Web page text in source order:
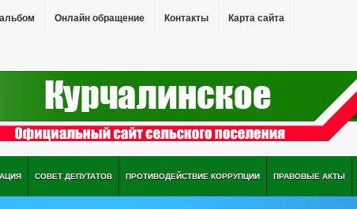
Онлайн обращение Контакты Карта сайта
СОВЕТ ДЕПУТАТОВ ПРОТИВОДЕЙСТВИЕ КОРРУПЦИИ ПРАВОВЫЕ АКТЫ